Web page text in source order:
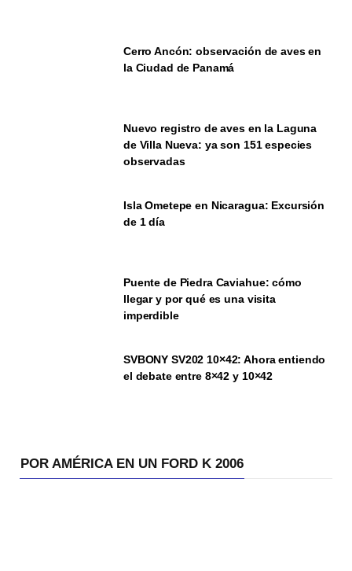
Cerro Ancón: observación de aves en
la Ciudad de Panamá
Nuevo registro de aves en la Laguna
de Villa Nueva: ya son 151 especies
observadas
Isla Ometepe en Nicaragua: Excursión
de 1 día
Puente de Piedra Caviahue: cómo
llegar y por qué es una visita
imperdible
SVBONY SV202 10×42: Ahora entiendo
el debate entre 8×42 y 10×42
POR AMÉRICA EN UN FORD K 2006